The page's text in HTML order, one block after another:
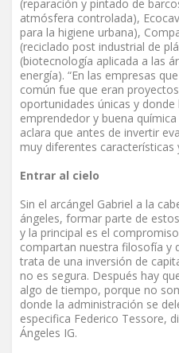
(reparación y pintado de
atmósfera controlada),
para la higiene urbana),
(reciclado post industrial de
(biotecnología aplicada a las
energía). “En las empresas
común fue que eran
oportunidades únicas y
emprendedor y buena
aclara que antes de invertir
muy diferentes características
Entrar al cielo
Sin el arcángel Gabriel a la
ángeles, formar parte de
y la principal es el
compartan nuestra filosofía y
trata de una inversión de
no es segura. Después hay
algo de tiempo, porque no
donde la administración se
especifica Federico Tessore,
Ángeles IG.